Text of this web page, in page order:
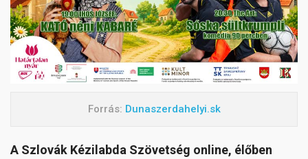
Forrás: Dunaszerdahelyi.sk
A Szlovák Kézilabda Szövetség online, élőben